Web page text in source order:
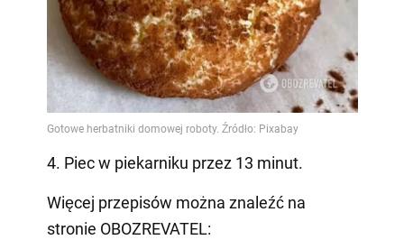
4. Piec w piekarniku przez 13 minut.
Więcej przepisów można znaleźć na
stronie OBOZREVATEL: